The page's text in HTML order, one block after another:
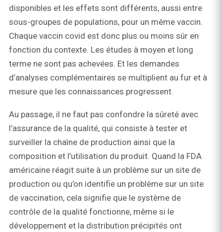
disponibles et les effets sont différents, aussi entre
sous-groupes de populations, pour un même vaccin.
Chaque vaccin covid est donc plus ou moins sûr en
fonction du contexte. Les études à moyen et long
terme ne sont pas achevées. Et les demandes
d’analyses complémentaires se multiplient au fur et à
mesure que les connaissances progressent.
Au passage, il ne faut pas confondre la sûreté avec
l’assurance de la qualité, qui consiste à tester et
surveiller la chaîne de production ainsi que la
composition et l’utilisation du produit. Quand la FDA
américaine réagit suite à un problème sur un site de
production ou qu’on identifie un problème sur un site
de vaccination, cela signifie que le système de
contrôle de la qualité fonctionne, même si le
développement et la distribution précipités ont